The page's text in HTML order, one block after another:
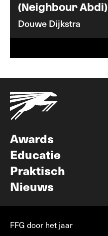
(Neighbour Abdi)
Douwe Dijkstra
Awards
Educatie
Praktisch
Nieuws
FFG door het jaar